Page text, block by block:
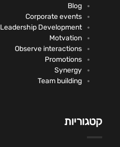
Blog
Corporate events
Leadership Development
Motvation
Observe interactions
Promotions
Synergy
Team building
קטגוריות